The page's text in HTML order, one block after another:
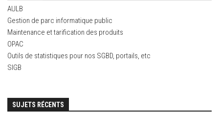
AULB
Gestion de parc informatique public
Maintenance et tarification des produits
OPAC
Outils de statistiques pour nos SGBD, portails, etc
SIGB
SUJETS RÉCENTS